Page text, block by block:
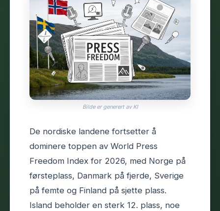
Bilde er generert av KI
De nordiske landene fortsetter å
dominere toppen av World Press
Freedom Index for 2026, med Norge på
førsteplass, Danmark på fjerde, Sverige
på femte og Finland på sjette plass.
Island beholder en sterk 12. plass, noe